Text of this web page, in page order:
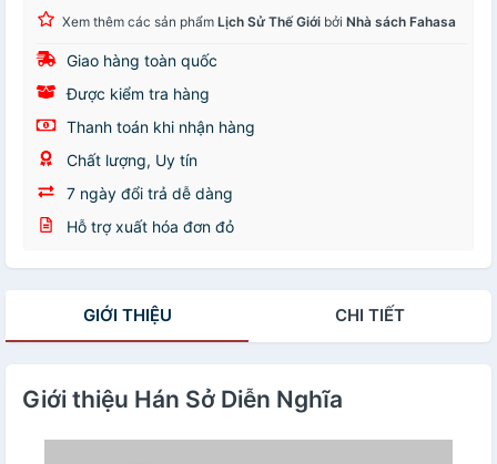
Xem thêm các sản phẩm Lịch Sử Thế Giới bởi Nhà sách Fahasa
Giao hàng toàn quốc
Được kiểm tra hàng
Thanh toán khi nhận hàng
Chất lượng, Uy tín
7 ngày đổi trả dễ dàng
Hỗ trợ xuất hóa đơn đỏ
GIỚI THIỆU CHI TIẾT
Giới thiệu Hán Sở Diễn Nghĩa